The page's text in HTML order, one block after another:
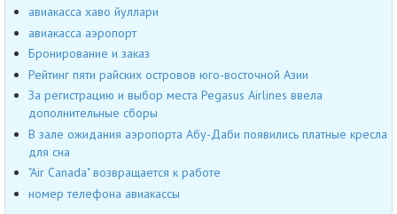
авиакасса хаво йуллари
авиакасса аэропорт
Бронирование и заказ
Рейтинг пяти райских островов юго-восточной Азии
За регистрацию и выбор места Pegasus Airlines ввела
дополнительные сборы
В зале ожидания аэропорта Абу-Даби появились платные кресла
для сна
"Air Canada" возвращается к работе
номер телефона авиакассы